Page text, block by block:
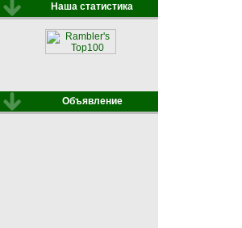
Наша статистика
Объявление